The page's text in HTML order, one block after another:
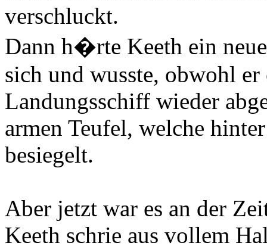
verschluckt.
Dann h�rte Keeth ein
sich und wusste, obwohl er
Landungsschiff wieder
armen Teufel, welche
besiegelt.
Aber jetzt war es an der
Keeth schrie aus vollem